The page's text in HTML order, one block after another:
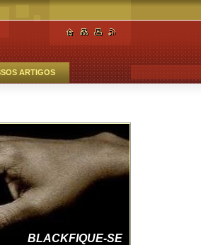
ARTIGOS
BLACKFIQUE-SE